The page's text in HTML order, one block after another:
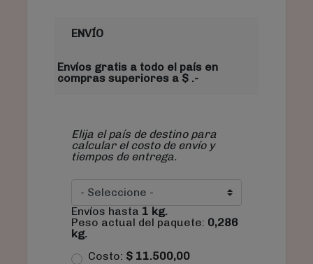
ENVÍO
Envíos gratis a todo el país en
compras superiores a $ .-
Elija el país de destino para
calcular el costo de envío y
tiempos de entrega.
Envíos hasta 1 kg.
Peso actual del paquete: 0,286
kg.
Costo: $ 11.500,00